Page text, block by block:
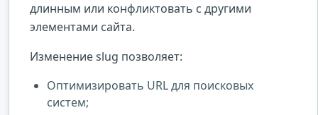
длинным или конфликтовать с другими
элементами сайта.
Изменение slug позволяет:
Оптимизировать URL для поисковых
систем;